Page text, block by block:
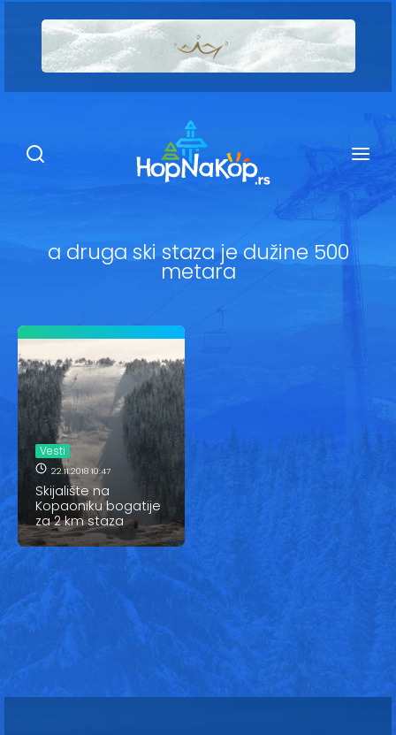
Ugostiteljstvo
Kop Info
Ski info
a druga ski staza je dužine 500
metara
Vesti
22.11.2018 10:47
Skijalište na
Kopaoniku bogatije
za 2 km staza